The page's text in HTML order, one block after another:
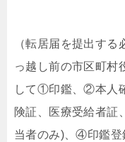
（転居届を提出する
っ越し前の市区町村
して①印鑑、②本人
険証、医療受給者証
当者のみ)、④印鑑